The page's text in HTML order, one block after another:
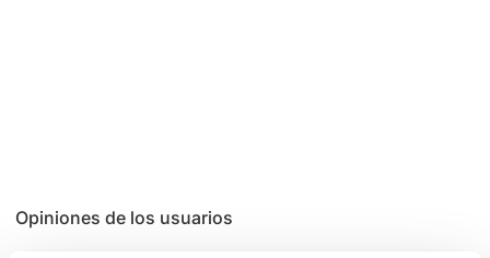
Opiniones de los usuarios